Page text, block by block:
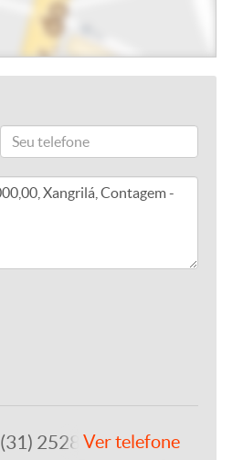
(31) 2528-0746Ver telefone